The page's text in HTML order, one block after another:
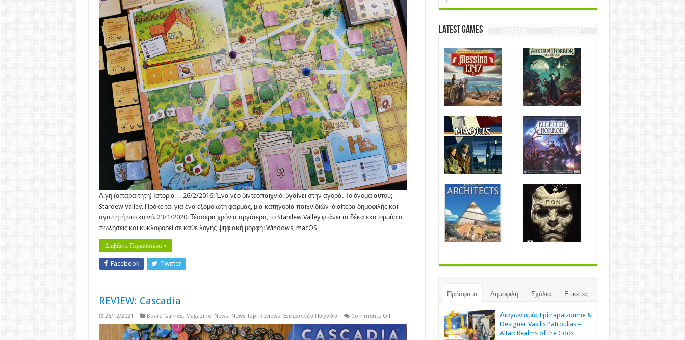
Λίγη (απαραίτητη) Ιστορία… 26/2/2016: Ένα νέο βιντεοπαιχνίδι βγαίνει στην αγορά. Το όνομα αυτού;
Stardew Valley. Πρόκειται για ένα εξομοιωτή φάρμας, μια κατηγορία παιχνιδιών ιδιαίτερα δημοφιλής και
αγαπητή στο κοινό. 23/1/2020: Τέσσερα χρόνια αργότερα, το Stardew Valley φτάνει τα δέκα εκατομμύρια
πωλήσεις και κυκλοφορεί σε κάθε λογής ψηφιακή μορφή: Windows, macOS, …
Διαβάστε Περισσότερα »
Facebook Twitter
REVIEW: Cascadia
25/12/2021 Board Games, Magazine, News, News Top, Reviews, Επιτραπέζια Παιχνίδια Comments Offon
Cascadia
Latest Games
Πρόσφατα Δημοφιλή Σχόλια Ετικέτες
Διαγωνισμός Epitrapaizoume &
Designer Vasilis Patroulias –
Altar: Realms of the Gods